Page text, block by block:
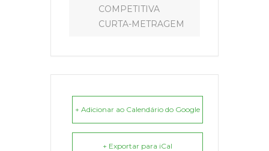
COMPETITIVA
CURTA-METRAGEM
+ Adicionar ao Calendário do Google
+ Exportar para iCal